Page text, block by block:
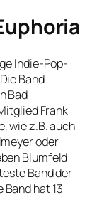
Indie-Pop-
Band
Bad
Frank
wie z.B. auch
oder
Blumfeld
Band der
hat 13